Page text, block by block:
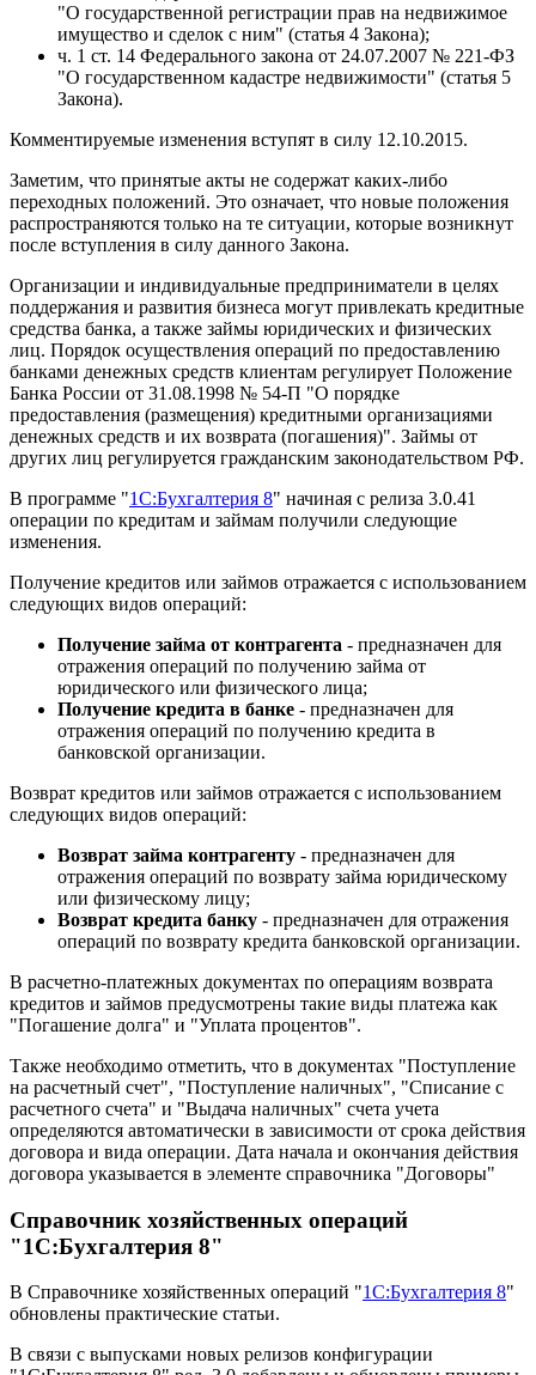
"О государственной регистрации прав на недвижимое
имущество и сделок с ним" (статья 4 Закона);
ч. 1 ст. 14 Федерального закона от 24.07.2007 № 221-ФЗ
"О государственном кадастре недвижимости" (статья 5
Закона).
Комментируемые изменения вступят в силу 12.10.2015.
Заметим, что принятые акты не содержат каких-либо
переходных положений. Это означает, что новые положения
распространяются только на те ситуации, которые возникнут
после вступления в силу данного Закона.
Организации и индивидуальные предприниматели в целях
поддержания и развития бизнеса могут привлекать кредитные
средства банка, а также займы юридических и физических
лиц. Порядок осуществления операций по предоставлению
банками денежных средств клиентам регулирует Положение
Банка России от 31.08.1998 № 54-П "О порядке
предоставления (размещения) кредитными организациями
денежных средств и их возврата (погашения)". Займы от
других лиц регулируется гражданским законодательством РФ.
В программе "1С:Бухгалтерия 8" начиная с релиза 3.0.41
операции по кредитам и займам получили следующие
изменения.
Получение кредитов или займов отражается с использованием
следующих видов операций:
Получение займа от контрагента - предназначен для
отражения операций по получению займа от
юридического или физического лица;
Получение кредита в банке - предназначен для
отражения операций по получению кредита в
банковской организации.
Возврат кредитов или займов отражается с использованием
следующих видов операций:
Возврат займа контрагенту - предназначен для
отражения операций по возврату займа юридическому
или физическому лицу;
Возврат кредита банку - предназначен для отражения
операций по возврату кредита банковской организации.
В расчетно-платежных документах по операциям возврата
кредитов и займов предусмотрены такие виды платежа как
"Погашение долга" и "Уплата процентов".
Также необходимо отметить, что в документах "Поступление
на расчетный счет", "Поступление наличных", "Списание с
расчетного счета" и "Выдача наличных" счета учета
определяются автоматически в зависимости от срока действия
договора и вида операции. Дата начала и окончания действия
договора указывается в элементе справочника "Договоры"
Справочник хозяйственных операций
"1С:Бухгалтерия 8"
В Справочнике хозяйственных операций "1С:Бухгалтерия 8"
обновлены практические статьи.
В связи с выпусками новых релизов конфигурации